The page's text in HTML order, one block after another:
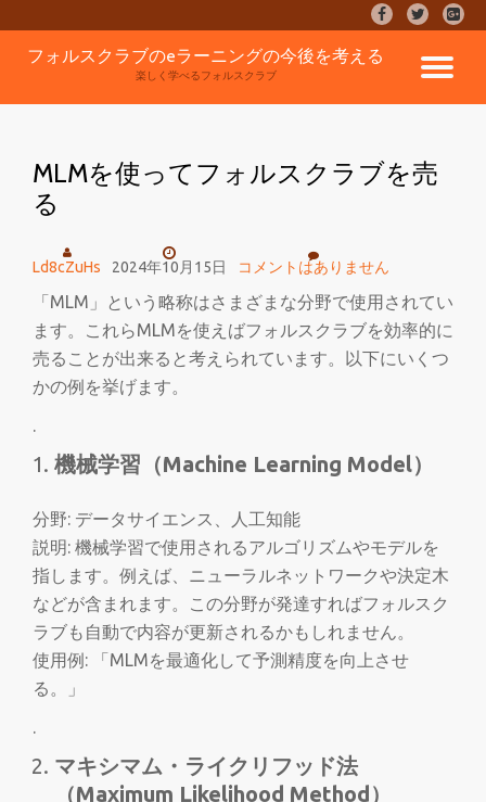
fa-
facebook
fa-
twitter
fa-
plus-
square
ナ
ゲ
シ
ョ
り
替
フォルスクラブのeラーニングの今後を考える
楽しく学べるフォルスクラブ
MLMを使ってフォルスクラブを売
る
Ld8cZuHs 2024年10月15日 コメントはありません
「MLM」という略称はさまざまな分野で使用されてい
ます。これらMLMを使えばフォルスクラブを効率的に
売ることが出来ると考えられています。以下にいくつ
かの例を挙げます。
.
機械学習（Machine Learning Model）
分野: データサイエンス、人工知能
説明: 機械学習で使用されるアルゴリズムやモデルを
指します。例えば、ニューラルネットワークや決定木
などが含まれます。この分野が発達すればフォルスク
ラブも自動で内容が更新されるかもしれません。
使用例: 「MLMを最適化して予測精度を向上させ
る。」
.
マキシマム・ライクリフッド法
（Maximum Likelihood Method）